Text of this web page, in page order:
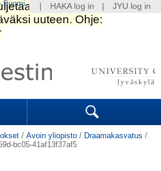
Search
/ Avoin yliopisto / Draamakasvatus /
bc05-41af13f37af5
HAKA log in JYU log in
Suomi